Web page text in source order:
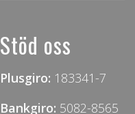
Stöd oss
Plusgiro: 183341-7
Bankgiro: 5082-8565